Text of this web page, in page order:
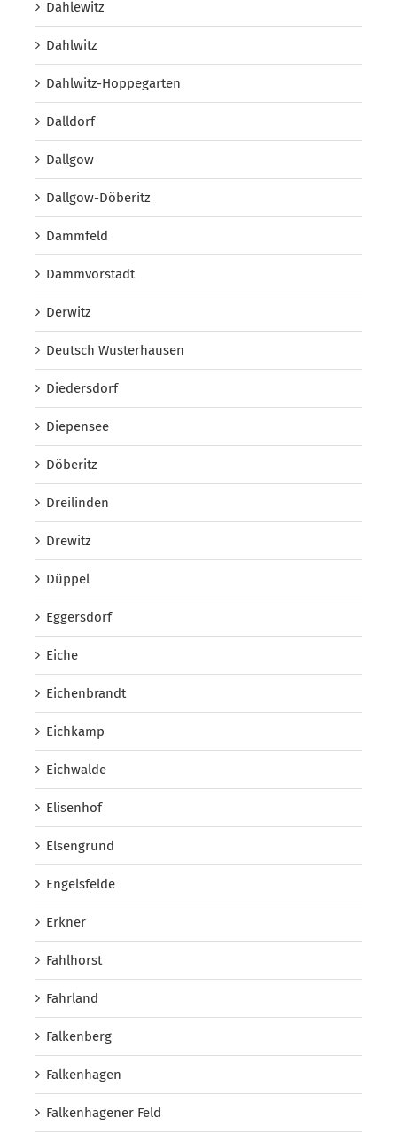
Dahlewitz
Dahlwitz
Dahlwitz-Hoppegarten
Dalldorf
Dallgow
Dallgow-Döberitz
Dammfeld
Dammvorstadt
Derwitz
Deutsch Wusterhausen
Diedersdorf
Diepensee
Döberitz
Dreilinden
Drewitz
Düppel
Eggersdorf
Eiche
Eichenbrandt
Eichkamp
Eichwalde
Elisenhof
Elsengrund
Engelsfelde
Erkner
Fahlhorst
Fahrland
Falkenberg
Falkenhagen
Falkenhagener Feld